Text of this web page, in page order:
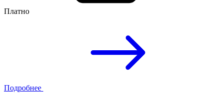
Платно
Подробнее